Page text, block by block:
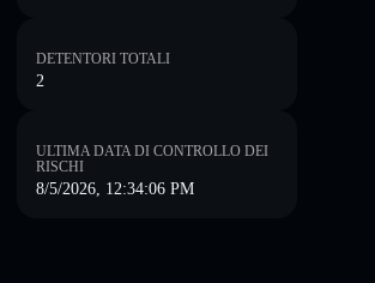
DETENTORI TOTALI
2
ULTIMA DATA DI CONTROLLO DEI
RISCHI
8/5/2026, 12:34:06 PM